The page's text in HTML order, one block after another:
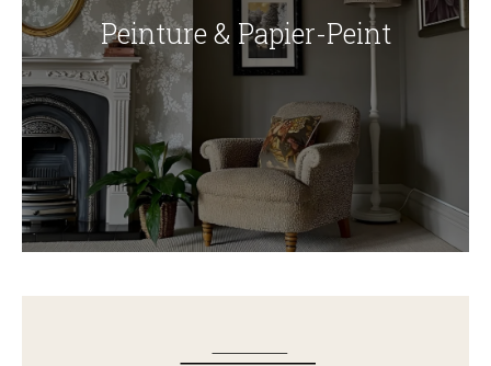
Peinture & Papier-Peint